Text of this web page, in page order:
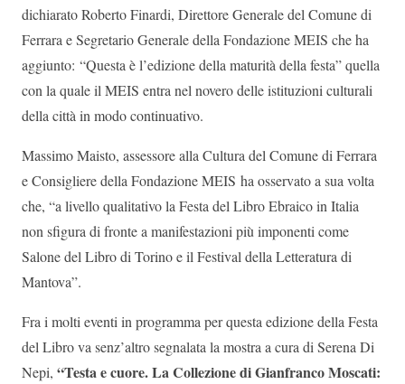
dichiarato Roberto Finardi, Direttore Generale del Comune di
Ferrara e Segretario Generale della Fondazione MEIS che ha
aggiunto: “Questa è l’edizione della maturità della festa” quella
con la quale il MEIS entra nel novero delle istituzioni culturali
della città in modo continuativo.
Massimo Maisto, assessore alla Cultura del Comune di Ferrara
e Consigliere della Fondazione MEIS ha osservato a sua volta
che, “a livello qualitativo la Festa del Libro Ebraico in Italia
non sfigura di fronte a manifestazioni più imponenti come
Salone del Libro di Torino e il Festival della Letteratura di
Mantova”.
Fra i molti eventi in programma per questa edizione della Festa
del Libro va senz’altro segnalata la mostra a cura di Serena Di
Nepi, “Testa e cuore. La Collezione di Gianfranco Moscati: